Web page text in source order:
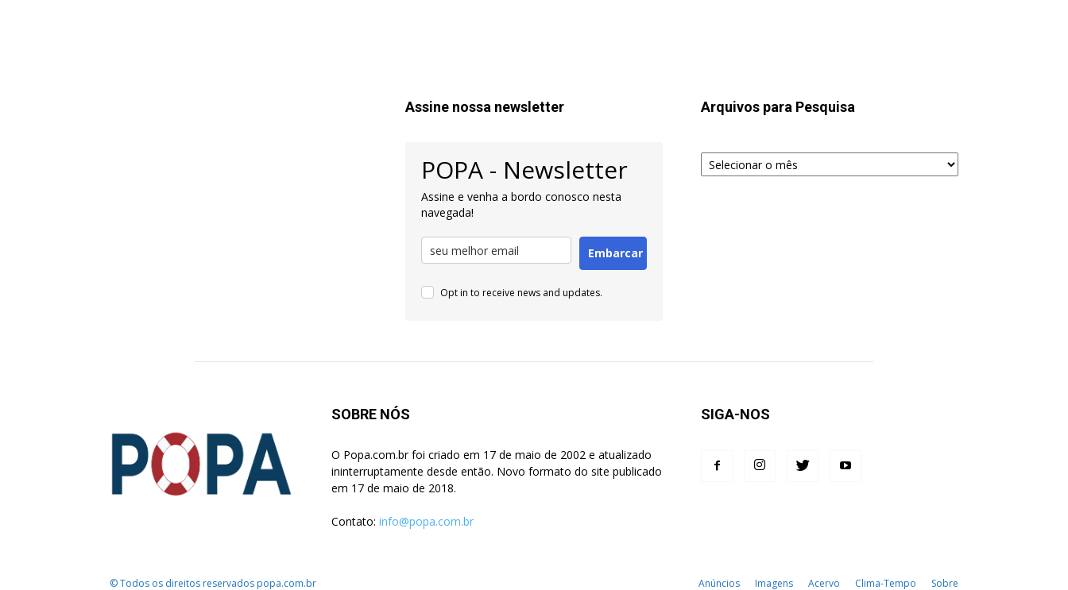
Assine nossa newsletter
POPA - Newsletter
Assine e venha a bordo conosco nesta
navegada!
Embarcar
Opt in to receive news and updates.
Arquivos para Pesquisa
Arquivos
para
SOBRE NÓS
O Popa.com.br foi criado em 17 de maio de 2002 e atualizado
ininterruptamente desde então. Novo formato do site publicado
em 17 de maio de 2018.
Contato: info@popa.com.br
SIGA-NOS
Anúncios Imagens Acervo Clima-Tempo Sobre
© Todos os direitos reservados popa.com.br